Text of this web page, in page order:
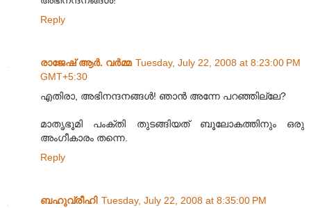
Reply
രാജേഷ് ആർ. വർമ്മ Tuesday, July 22, 2008 at 8:23:00 PM
GMT+5:30
എതിരാ, അഭിനന്ദനങ്ങള്‍! ഞാന്‍ അന്നേ പറഞ്ഞില്ലേ?
മാതൃഭൂമി പംക്തി തുടങ്ങിയത്‌ ബൂലോകത്തിനും ഒരു
അംഗീകാരം തന്നെ.
Reply
ബഹുവ്രീഹി Tuesday, July 22, 2008 at 8:35:00 PM